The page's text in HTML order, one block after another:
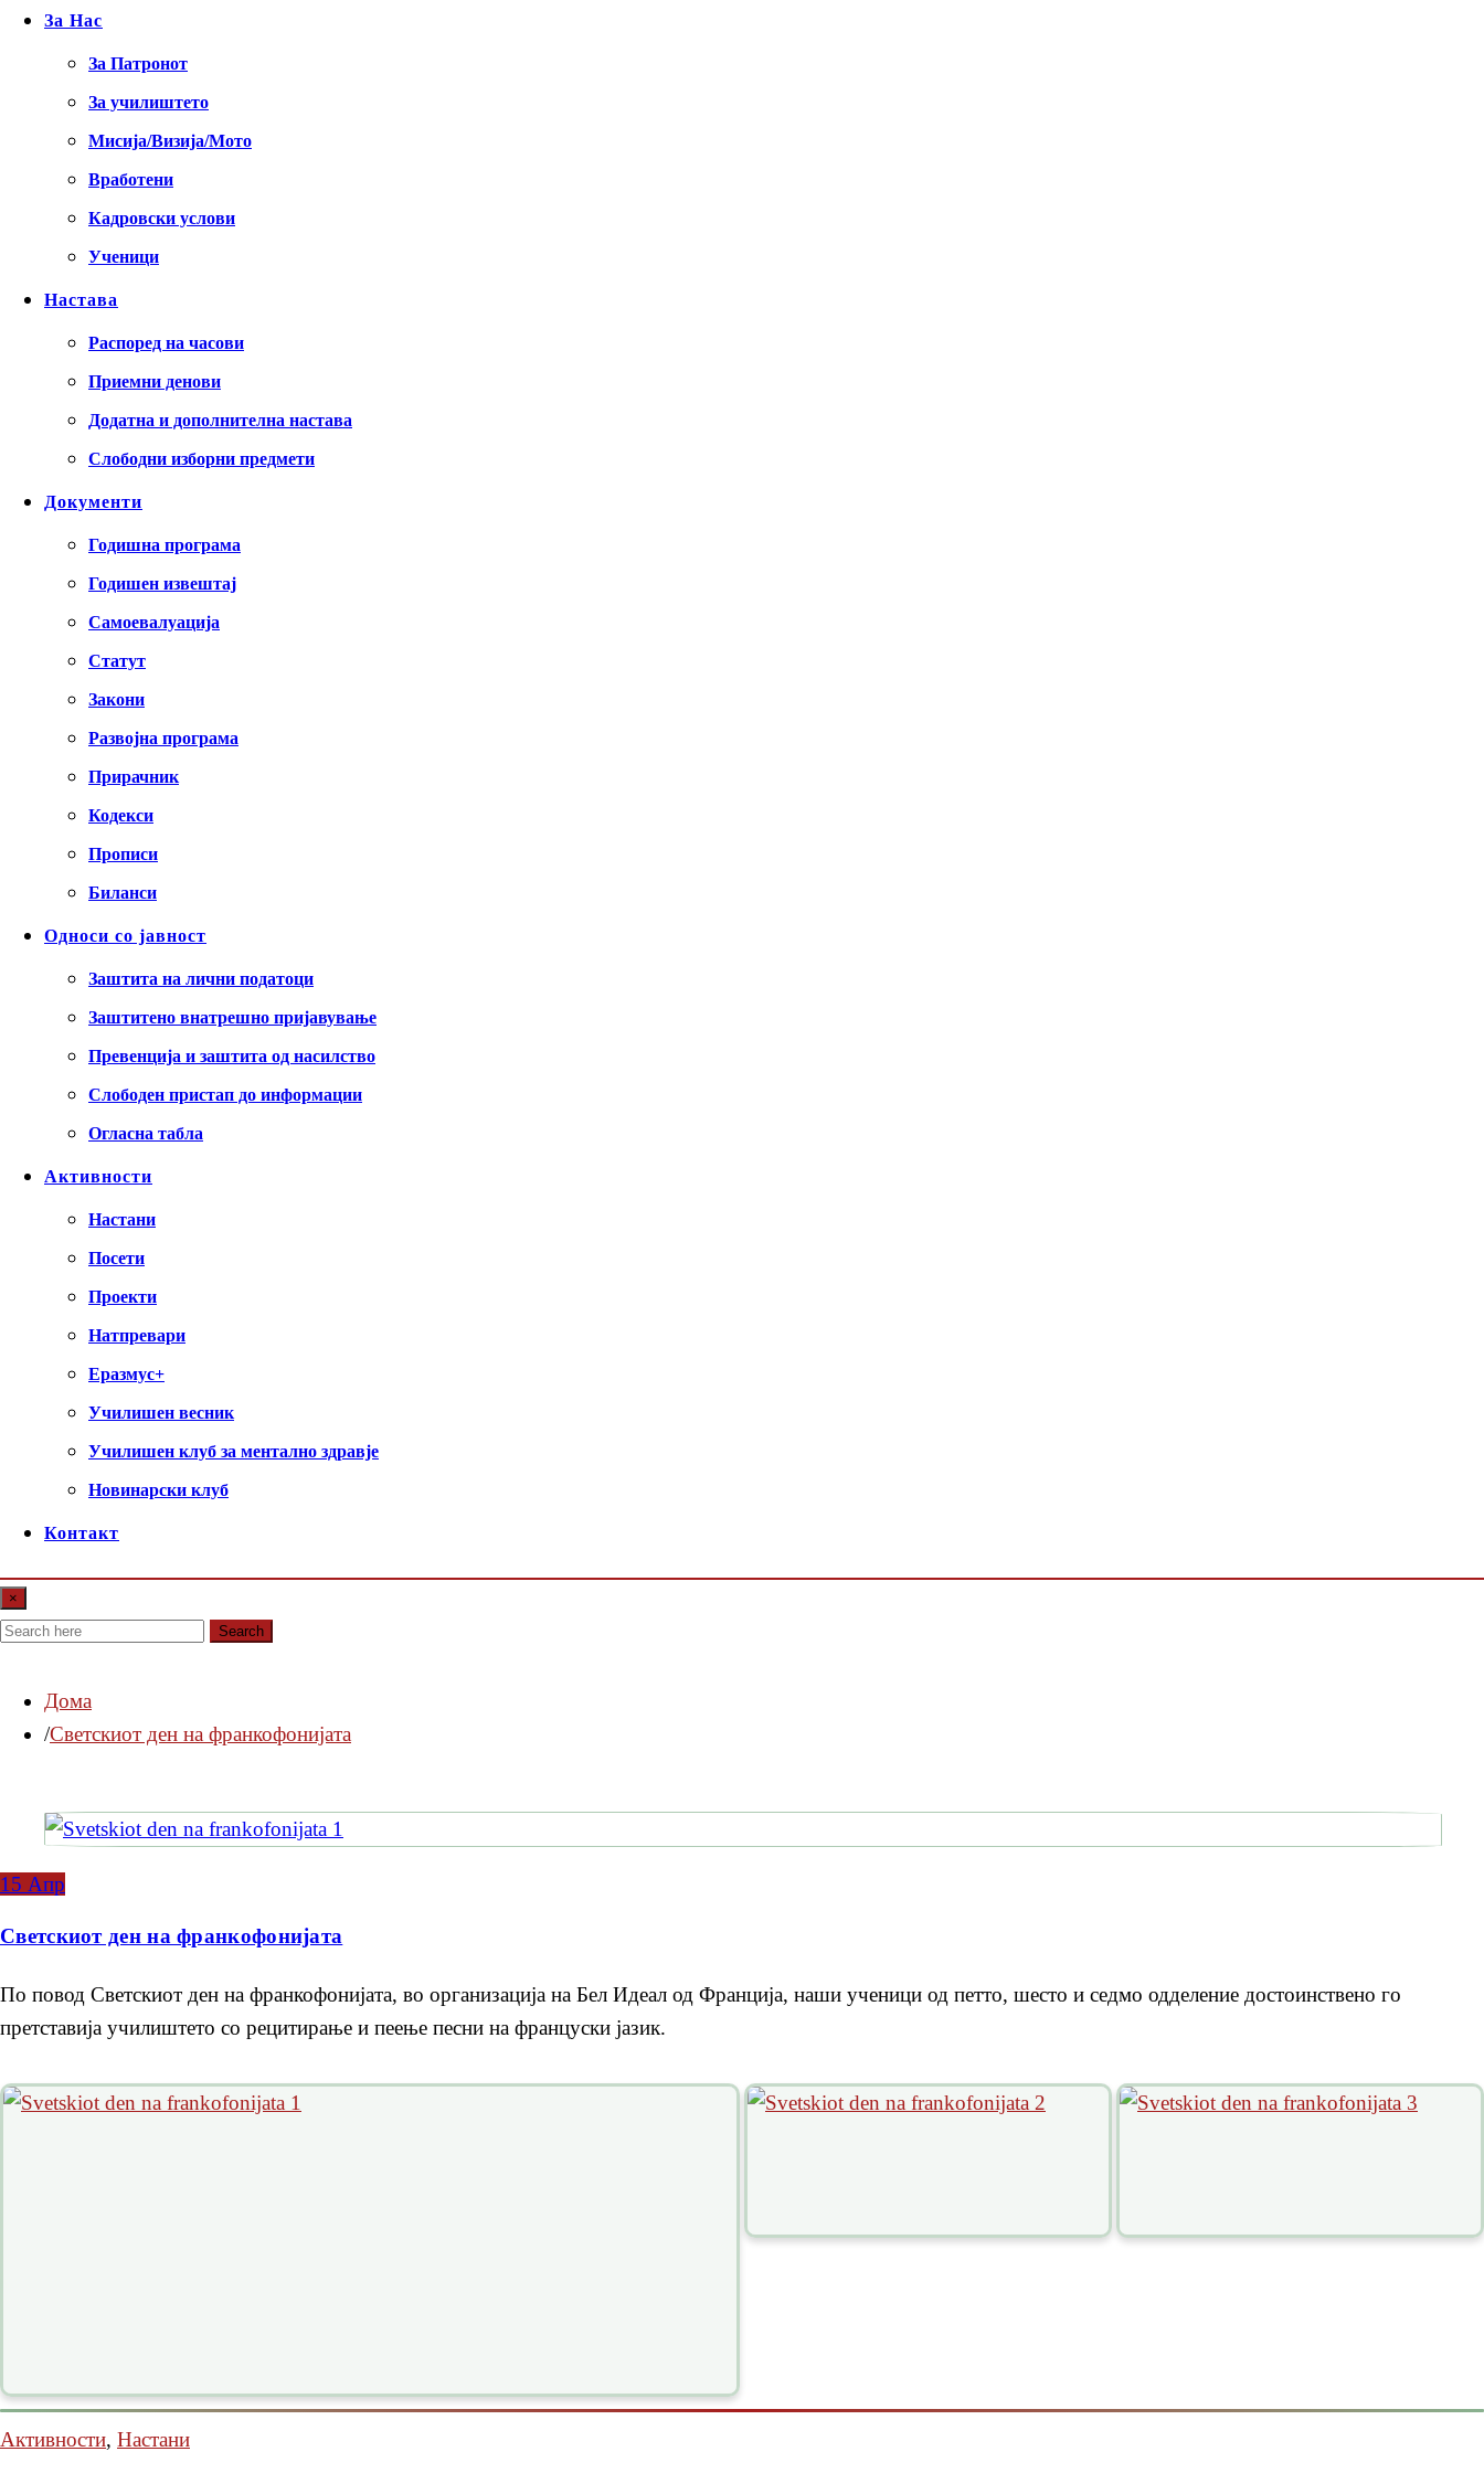
За Нас
За Патронот
За училиштето
Мисија/Визија/Мото
Вработени
Кадровски услови
Ученици
Настава
Распоред на часови
Приемни денови
Додатна и дополнителна настава
Слободни изборни предмети
Документи
Годишна програма
Годишен извештај
Самоевалуација
Статут
Закони
Развојна програма
Прирачник
Кодекси
Прописи
Биланси
Односи со јавност
Заштита на лични податоци
Заштитено внатрешно пријавување
Превенција и заштита од насилство
Слободен пристап до информации
Огласна табла
Активности
Настани
Посети
Проекти
Натпревари
Еразмус+
Училишен весник
Училишен клуб за ментално здравје
Новинарски клуб
Контакт
×
Search
Дома
Светскиот ден на франкофонијата
15 Апр
Светскиот ден на франкофонијата
По повод Светскиот ден на франкофонијата, во организација на Бел Идеал од Франција, наши ученици од петто, шесто и седмо одделение достоинствено го
претставија училиштето со рецитирање и пеење песни на француски јазик.
Активности, Настани